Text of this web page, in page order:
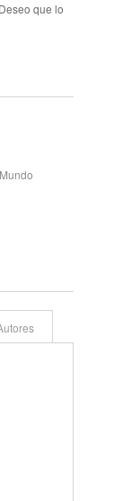
que lo